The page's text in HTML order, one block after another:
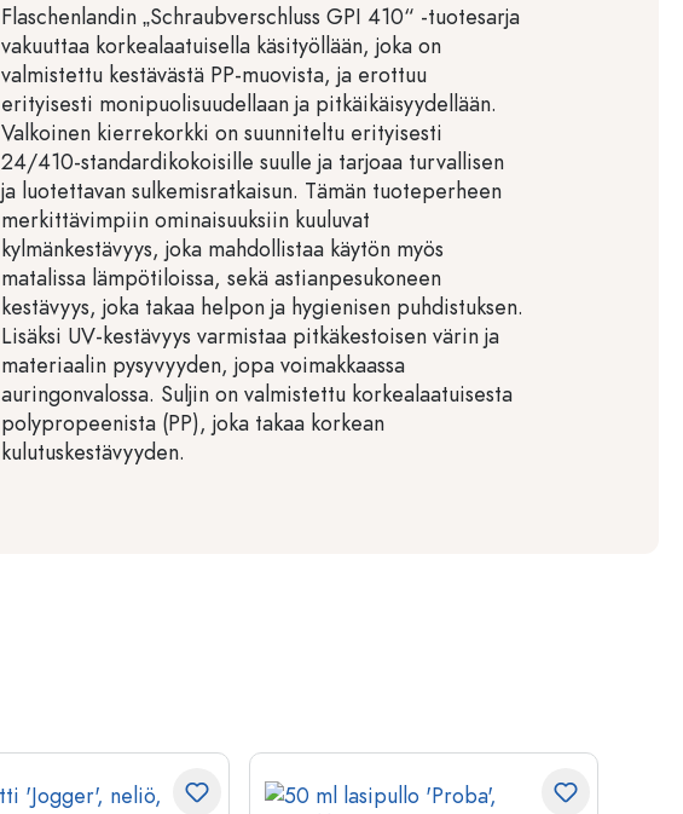
Flaschenlandin „Schraubverschluss GPI 410“ -tuotesarja
vakuuttaa korkealaatuisella käsityöllään, joka on
valmistettu kestävästä PP-muovista, ja erottuu
erityisesti monipuolisuudellaan ja pitkäikäisyydellään.
Valkoinen kierrekorkki on suunniteltu erityisesti
24/410-standardikokoisille suulle ja tarjoaa turvallisen
ja luotettavan sulkemisratkaisun. Tämän tuoteperheen
merkittävimpiin ominaisuuksiin kuuluvat
kylmänkestävyys, joka mahdollistaa käytön myös
matalissa lämpötiloissa, sekä astianpesukoneen
kestävyys, joka takaa helpon ja hygienisen puhdistuksen.
Lisäksi UV-kestävyys varmistaa pitkäkestoisen värin ja
materiaalin pysyvyyden, jopa voimakkaassa
auringonvalossa. Suljin on valmistettu korkealaatuisesta
polypropeenista (PP), joka takaa korkean
kulutuskestävyyden.